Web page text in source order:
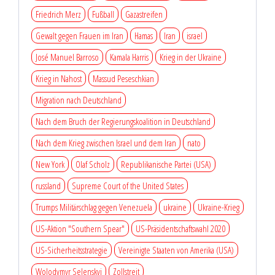
Friedrich Merz
Fußball
Gazastreifen
Gewalt gegen Frauen im Iran
Hamas Iran
israel
José Manuel Barroso
Kamala Harris
Krieg in der Ukraine
Krieg in Nahost
Massud Peseschkian
Migration nach Deutschland
Nach dem Bruch der Regierungskoalition in Deutschland
Nach dem Krieg zwischen Israel und dem Iran
nato
New York
Olaf Scholz
Republikanische Partei (USA)
russland
Supreme Court of the United States
Trumps Militärschlag gegen Venezuela
ukraine
Ukraine-Krieg
US-Aktion "Southern Spear"
US-Präsidentschaftswahl 2020
US-Sicherheitsstrategie
Vereinigte Staaten von Amerika (USA)
Wolodymyr Selenskyj
Zollstreit